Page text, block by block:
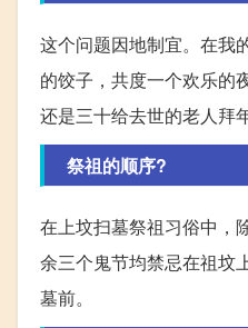
这个问题因地制宜。在我
的饺子，共度一个欢乐的
还是三十给去世的老人拜
祭祖的顺序?
在上坟扫墓祭祖习俗中，
余三个鬼节均禁忌在祖坟
墓前。